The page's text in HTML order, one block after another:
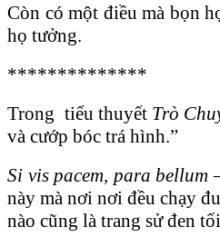
Còn có một điều mà bọn
họ tưởng.
**************
Trong tiểu thuyết Trò
và cướp bóc trá hình.”
Si vis pacem, para bellum
này mà nơi nơi đều chạy
nào cũng là trang sử đen